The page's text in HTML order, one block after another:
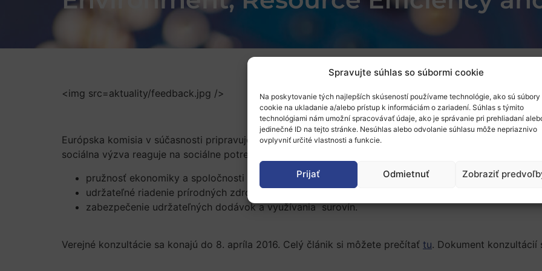
Spravujte súhlas so súbormi cookie
Na poskytovanie tých najlepších skúseností používame technológie, ako sú súbory
cookie na ukladanie a/alebo prístup k informáciám o zariadení. Súhlas s týmito
technológiami nám umožní spracovávať údaje, ako je správanie pri prehliadaní
jedinečné ID na tejto stránke. Nesúhlas alebo odvolanie súhlasu môže nepriaznivo
ovplyvniť určité vlastnosti a funkcie.
Prijať Odmietnuť Zobraziť
<img src=aktuality/feedback.jpg />
Európska komisia v súčasnosti pripravuje posledný pracovný program H2020 a výzvy na predkladanie
sociálna výzva reaguje na sociálne potreby a sociálno-ekonomické priority prostredníctvom
pružnosť ekonomiky a spoločnosti v rámci potreby efektívneho využívania zdrojov a zabránenia
udržateľné riadenie prírodných zdrojov a ekosystémov,
zabezpečenie udržateľných dodávok a využívania surovín.
Verejné konzultácie sa konajú do 8. apríla 2016. Celý článik si môžete prečítať tu. Dokument